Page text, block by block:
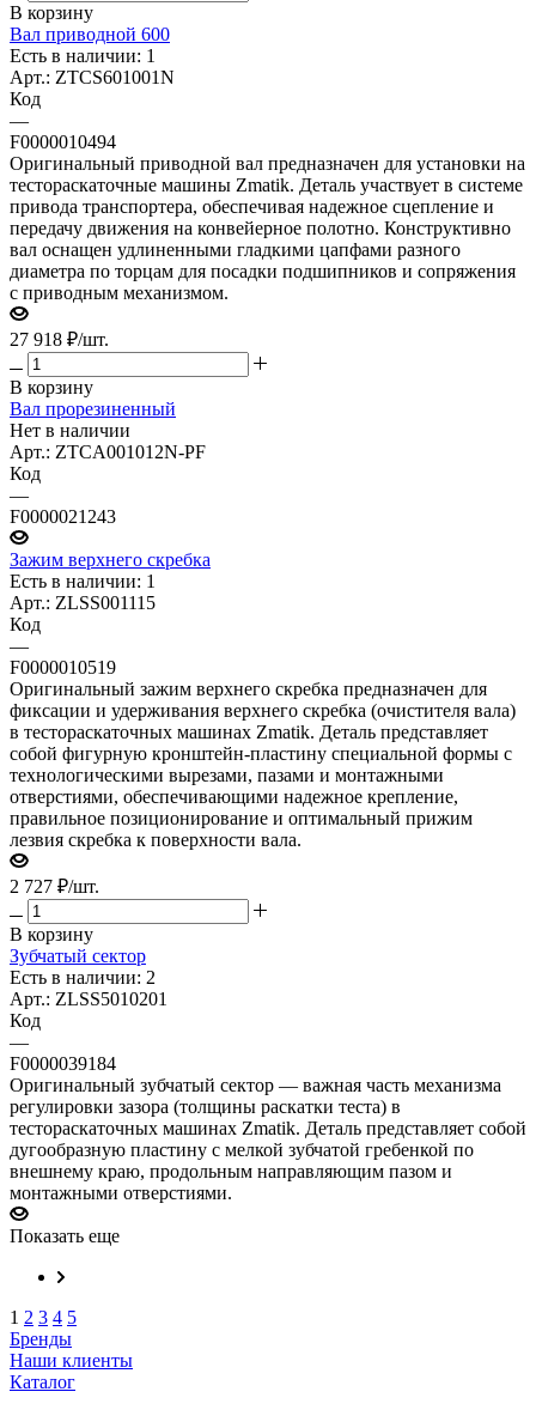
В корзину
Вал приводной 600
Есть в наличии: 1
Арт.: ZTCS601001N
Код
—
F0000010494
Оригинальный приводной вал предназначен для установки на
тестораскаточные машины Zmatik. Деталь участвует в системе
привода транспортера, обеспечивая надежное сцепление и
передачу движения на конвейерное полотно. Конструктивно
вал оснащен удлиненными гладкими цапфами разного
диаметра по торцам для посадки подшипников и сопряжения
с приводным механизмом.
27 918 ₽/шт.
В корзину
Вал прорезиненный
Нет в наличии
Арт.: ZTCA001012N-PF
Код
—
F0000021243
Зажим верхнего скребка
Есть в наличии: 1
Арт.: ZLSS001115
Код
—
F0000010519
Оригинальный зажим верхнего скребка предназначен для
фиксации и удерживания верхнего скребка (очистителя вала)
в тестораскаточных машинах Zmatik. Деталь представляет
собой фигурную кронштейн-пластину специальной формы с
технологическими вырезами, пазами и монтажными
отверстиями, обеспечивающими надежное крепление,
правильное позиционирование и оптимальный прижим
лезвия скребка к поверхности вала.
2 727 ₽/шт.
В корзину
Зубчатый сектор
Есть в наличии: 2
Арт.: ZLSS5010201
Код
—
F0000039184
Оригинальный зубчатый сектор — важная часть механизма
регулировки зазора (толщины раскатки теста) в
тестораскаточных машинах Zmatik. Деталь представляет собой
дугообразную пластину с мелкой зубчатой гребенкой по
внешнему краю, продольным направляющим пазом и
монтажными отверстиями.
Показать еще
1 2 3 4 5
Бренды
Наши клиенты
Каталог